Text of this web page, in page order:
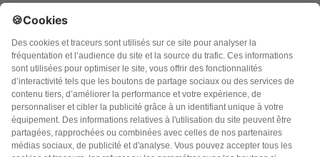
Accueil
Politique de confidentialité
Charte des contenus
Cookies